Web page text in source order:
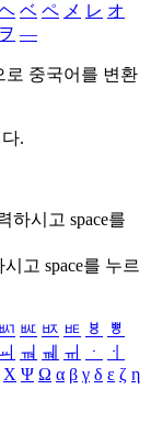
ベ ペ メ レ オ
ヲ ―
로 중국어를 변환
.
하시고 space를
고 space를 누르
ㅴ ㅵ ㅶ ㅷ ㅸ
ㅹ
ㆉ ㆊ ㆋ ㆌ ㆍ
ㆎ
Χ Ψ Ω α β γ δ ε ζ η